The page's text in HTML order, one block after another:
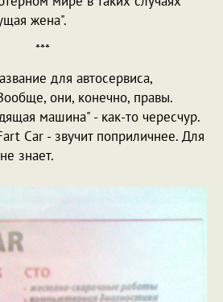
жена".
***
для автосервиса,
они, конечно, правы.
машина" - как-то чересчур.
Car - звучит поприличнее. Для
знает.